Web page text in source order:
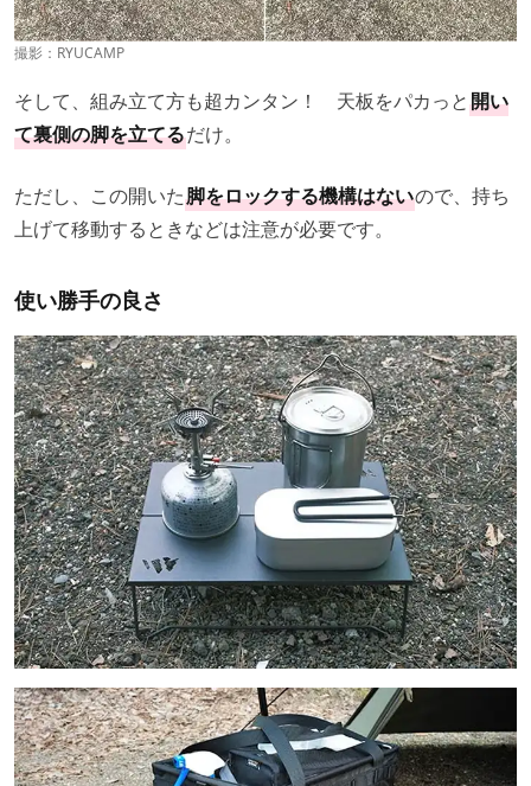
撮影：RYUCAMP
そして、組み立て方も超カンタン！ 天板をパカっと開い
て裏側の脚を立てるだけ。
ただし、この開いた脚をロックする機構はないので、持ち
上げて移動するときなどは注意が必要です。
使い勝手の良さ